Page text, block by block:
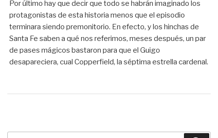
Por último hay que decir que todo se habrán imaginado los
protagonistas de esta historia menos que el episodio
terminara siendo premonitorio. En efecto, y los hinchas de
Santa Fe saben a qué nos referimos, meses después, un par
de pases mágicos bastaron para que el Guigo
desapareciera, cual Copperfield, la séptima estrella cardenal.